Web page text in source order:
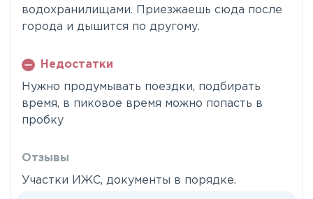
водохранилищами. Приезжаешь сюда после
города и дышится по другому.
Недостатки
Нужно продумывать поездки, подбирать
время, в пиковое время можно попасть в
пробку
Отзывы
Участки ИЖС, документы в порядке.